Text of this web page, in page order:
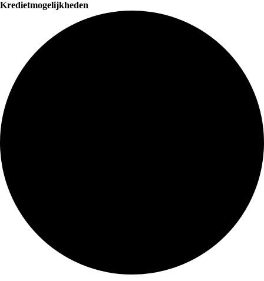
Kredietmogelijkheden